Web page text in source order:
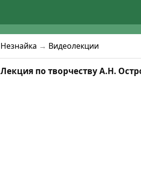
Незнайка → Видеолекции
Лекция по творчеству А.Н.